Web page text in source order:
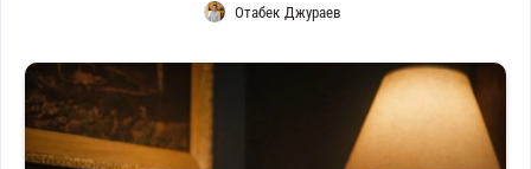
Отабек Джураев